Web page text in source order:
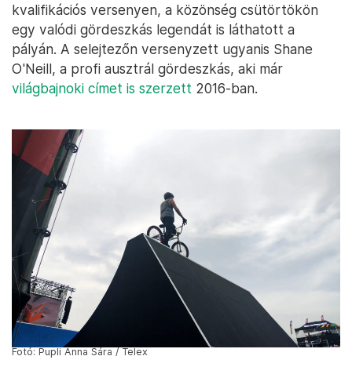
kvalifikációs versenyen, a közönség csütörtökön
egy valódi gördeszkás legendát is láthatott a
pályán. A selejtezőn versenyzett ugyanis Shane
O'Neill, a profi ausztrál gördeszkás, aki már
világbajnoki címet is szerzett 2016-ban.
Fotó: Pupli Anna Sára / Telex